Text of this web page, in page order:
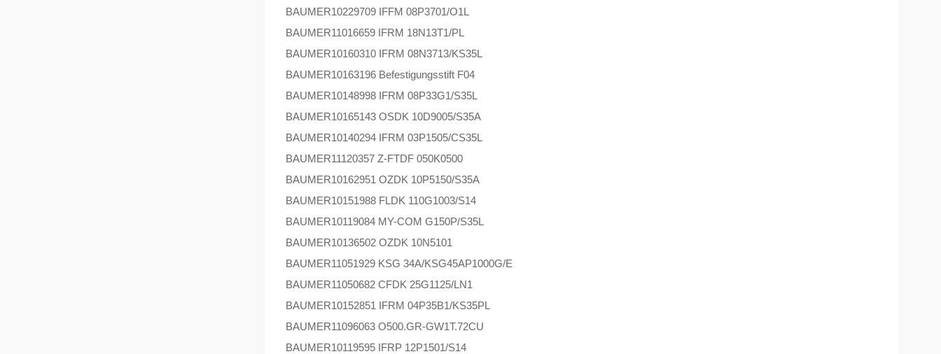
BAUMER10229709 IFFM 08P3701/O1L
BAUMER11016659 IFRM 18N13T1/PL
BAUMER10160310 IFRM 08N3713/KS35L
BAUMER10163196 Befestigungsstift F04
BAUMER10148998 IFRM 08P33G1/S35L
BAUMER10165143 OSDK 10D9005/S35A
BAUMER10140294 IFRM 03P1505/CS35L
BAUMER11120357 Z-FTDF 050K0500
BAUMER10162951 OZDK 10P5150/S35A
BAUMER10151988 FLDK 110G1003/S14
BAUMER10119084 MY-COM G150P/S35L
BAUMER10136502 OZDK 10N5101
BAUMER11051929 KSG 34A/KSG45AP1000G/E
BAUMER11050682 CFDK 25G1125/LN1
BAUMER10152851 IFRM 04P35B1/KS35PL
BAUMER11096063 O500.GR-GW1T.72CU
BAUMER10119595 IFRP 12P1501/S14